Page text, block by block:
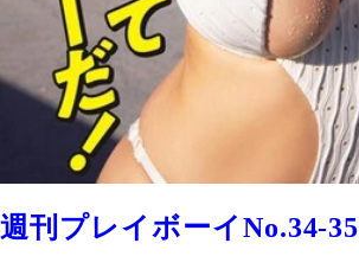
週刊プレイボーイNo.34-35